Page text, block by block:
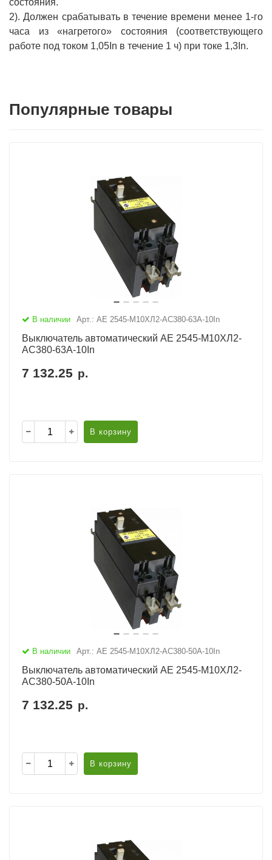
состояния.
2). Должен срабатывать в течение времени менее 1-го
часа из «нагретого» состояния (соответствующего
работе под током 1,05In в течение 1 ч) при токе 1,3In.
Популярные товары
В наличии Арт.: АЕ 2545-М10ХЛ2-AC380-63А-10In
Выключатель автоматический АЕ 2545-М10ХЛ2-
AC380-63А-10In
7 132.25 р.
В корзину
В наличии Арт.: АЕ 2545-М10ХЛ2-AC380-50А-10In
Выключатель автоматический АЕ 2545-М10ХЛ2-
AC380-50А-10In
7 132.25 р.
В корзину